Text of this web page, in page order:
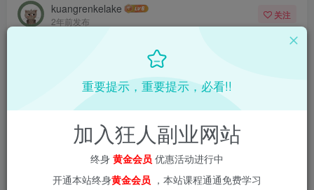
kuangrenkelake
2年前发布
关注
链接进入本站首页：
重要提示，重要提示，必看!!
加入狂人副业网站
终身 黄金会员 优惠活动进行中
开通本站终身黄金会员 ，本站课程通通免费学习